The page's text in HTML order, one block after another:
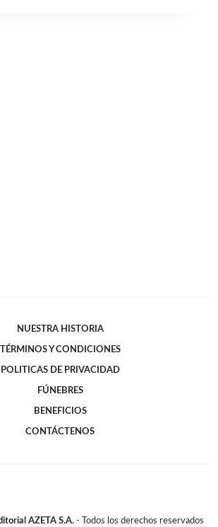
NUESTRA HISTORIA
TÉRMINOS Y CONDICIONES
POLITICAS DE PRIVACIDAD
FÚNEBRES
BENEFICIOS
CONTÁCTENOS
AZETA S.A. - Todos los derechos reservados